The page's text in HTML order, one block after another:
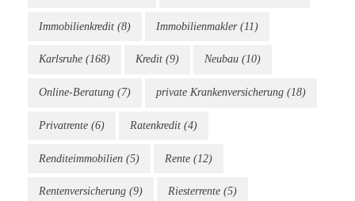
Immobilienkredit (8) Immobilienmakler(11)
Karlsruhe (168) Kredit (9) Neubau (10)
Online-Beratung (7) private Krankenversicherung (18)
Privatrente (6) Ratenkredit (4)
Renditeimmobilien (5) Rente (12)
Rentenversicherung (9) Riesterrente (5)